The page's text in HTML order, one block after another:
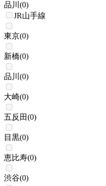
品川 (0)
JR山手線
東京(0)
新橋(0)
品川 (0)
大崎(0)
五反田(0)
目黒(0)
恵比寿(0)
渋谷(0)